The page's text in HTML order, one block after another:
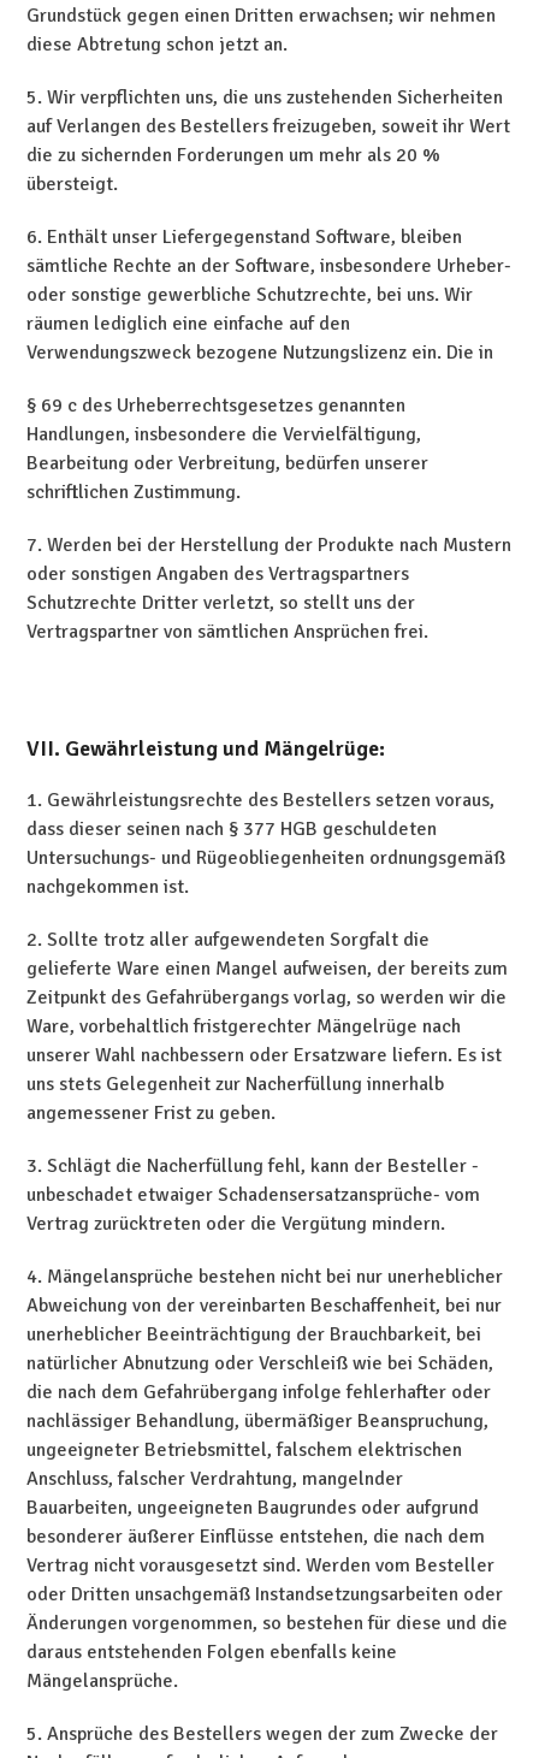
Grundstück gegen einen Dritten erwachsen; wir nehmen
diese Abtretung schon jetzt an.
5. Wir verpflichten uns, die uns zustehenden Sicherheiten
auf Verlangen des Bestellers freizugeben, soweit ihr Wert
die zu sichernden Forderungen um mehr als 20 %
übersteigt.
6. Enthält unser Liefergegenstand Software, bleiben
sämtliche Rechte an der Software, insbesondere Urheber-
oder sonstige gewerbliche Schutzrechte, bei uns. Wir
räumen lediglich eine einfache auf den
Verwendungszweck bezogene Nutzungslizenz ein. Die in
§ 69 c des Urheberrechtsgesetzes genannten
Handlungen, insbesondere die Vervielfältigung,
Bearbeitung oder Verbreitung, bedürfen unserer
schriftlichen Zustimmung.
7. Werden bei der Herstellung der Produkte nach Mustern
oder sonstigen Angaben des Vertragspartners
Schutzrechte Dritter verletzt, so stellt uns der
Vertragspartner von sämtlichen Ansprüchen frei.
VII. Gewährleistung und Mängelrüge:
1. Gewährleistungsrechte des Bestellers setzen voraus,
dass dieser seinen nach § 377 HGB geschuldeten
Untersuchungs- und Rügeobliegenheiten ordnungsgemäß
nachgekommen ist.
2. Sollte trotz aller aufgewendeten Sorgfalt die
gelieferte Ware einen Mangel aufweisen, der bereits zum
Zeitpunkt des Gefahrübergangs vorlag, so werden wir die
Ware, vorbehaltlich fristgerechter Mängelrüge nach
unserer Wahl nachbessern oder Ersatzware liefern. Es ist
uns stets Gelegenheit zur Nacherfüllung innerhalb
angemessener Frist zu geben.
3. Schlägt die Nacherfüllung fehl, kann der Besteller -
unbeschadet etwaiger Schadensersatzansprüche- vom
Vertrag zurücktreten oder die Vergütung mindern.
4. Mängelansprüche bestehen nicht bei nur unerheblicher
Abweichung von der vereinbarten Beschaffenheit, bei nur
unerheblicher Beeinträchtigung der Brauchbarkeit, bei
natürlicher Abnutzung oder Verschleiß wie bei Schäden,
die nach dem Gefahrübergang infolge fehlerhafter oder
nachlässiger Behandlung, übermäßiger Beanspruchung,
ungeeigneter Betriebsmittel, falschem elektrischen
Anschluss, falscher Verdrahtung, mangelnder
Bauarbeiten, ungeeigneten Baugrundes oder aufgrund
besonderer äußerer Einflüsse entstehen, die nach dem
Vertrag nicht vorausgesetzt sind. Werden vom Besteller
oder Dritten unsachgemäß Instandsetzungsarbeiten oder
Änderungen vorgenommen, so bestehen für diese und die
daraus entstehenden Folgen ebenfalls keine
Mängelansprüche.
5. Ansprüche des Bestellers wegen der zum Zwecke der